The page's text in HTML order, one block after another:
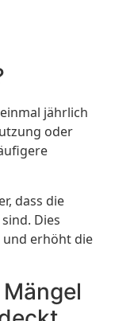
jährlich
oder
dass die
Dies
erhöht die